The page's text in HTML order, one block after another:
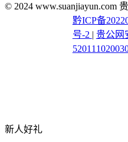
© 2024 www.suanjiayun.com
黔ICP备
号-2 | 贵公网
新人好礼